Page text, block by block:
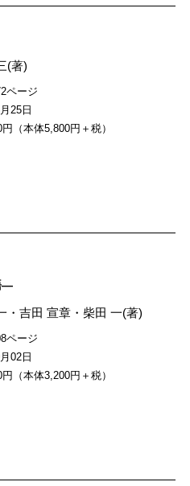
(著)
ページ
25日
（本体5,800円＋税）
―
・吉田 宣章 ・柴田 一(著)
ページ
02日
（本体3,200円＋税）